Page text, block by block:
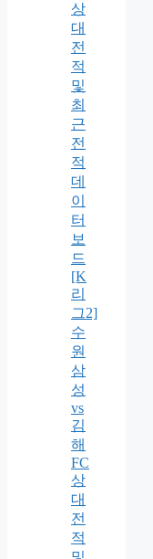
상
대
전
적
및
최
근
전
적
데
이
터
보
드
[K
리
그2]
수
원
삼
성
vs
김
해
FC
상
대
전
적